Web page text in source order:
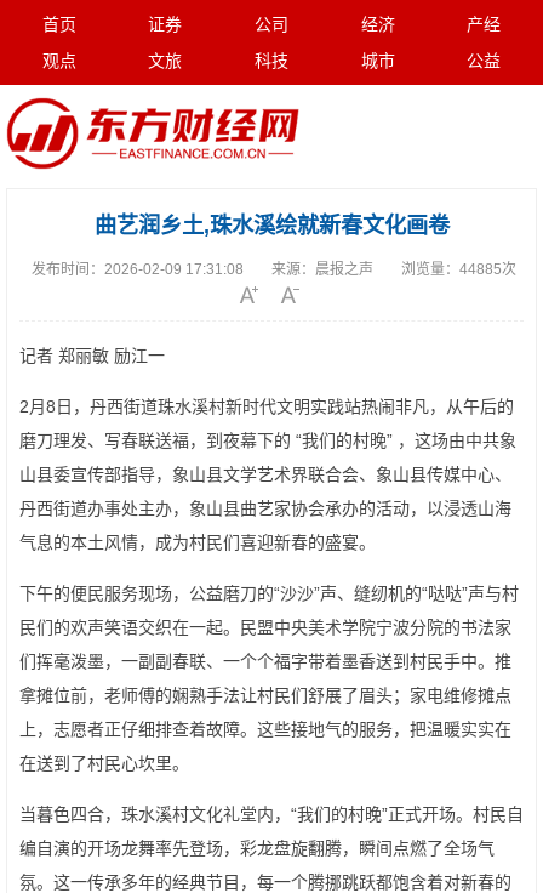
首页 证券 公司 经济
产经
观点
文旅 科技 城市 公益
曲艺润乡土,珠水溪绘就新春文化画卷
发布时间： 2026-02-09 17:31:08 来源： 晨报之声 浏览量： 44885次
记者 郑丽敏 励江一
2月8日，丹西街道珠水溪村新时代文明实践站热闹非凡，从午后的
磨刀理发、写春联送福，到夜幕下的 “我们的村晚” ，这场由中共象
山县委宣传部指导，象山县文学艺术界联合会、象山县传媒中心、
丹西街道办事处主办，象山县曲艺家协会承办的活动，以浸透山海
气息的本土风情，成为村民们喜迎新春的盛宴。
下午的便民服务现场，公益磨刀的“沙沙”声、缝纫机的“哒哒”声与村
民们的欢声笑语交织在一起。民盟中央美术学院宁波分院的书法家
们挥毫泼墨，一副副春联、一个个福字带着墨香送到村民手中。推
拿摊位前，老师傅的娴熟手法让村民们舒展了眉头；家电维修摊点
上，志愿者正仔细排查着故障。这些接地气的服务，把温暖实实在
在送到了村民心坎里。
当暮色四合，珠水溪村文化礼堂内，“我们的村晚”正式开场。村民自
编自演的开场龙舞率先登场，彩龙盘旋翻腾，瞬间点燃了全场气
氛。这一传承多年的经典节目，每一个腾挪跳跃都饱含着对新春的